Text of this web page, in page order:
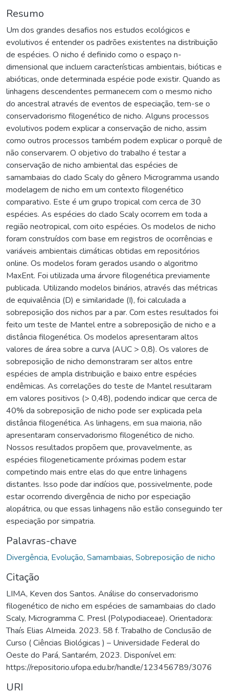
Resumo
Um dos grandes desafios nos estudos ecológicos e
evolutivos é entender os padrões existentes na distribuição
de espécies. O nicho é definido como o espaço n-
dimensional que incluem características ambientais, bióticas e
abióticas, onde determinada espécie pode existir. Quando as
linhagens descendentes permanecem com o mesmo nicho
do ancestral através de eventos de especiação, tem-se o
conservadorismo filogenético de nicho. Alguns processos
evolutivos podem explicar a conservação de nicho, assim
como outros processos também podem explicar o porquê de
não conservarem. O objetivo do trabalho é testar a
conservação de nicho ambiental das espécies de
samambaias do clado Scaly do gênero Microgramma usando
modelagem de nicho em um contexto filogenético
comparativo. Este é um grupo tropical com cerca de 30
espécies. As espécies do clado Scaly ocorrem em toda a
região neotropical, com oito espécies. Os modelos de nicho
foram construídos com base em registros de ocorrências e
variáveis ambientais climáticas obtidas em repositórios
online. Os modelos foram gerados usando o algoritmo
MaxEnt. Foi utilizada uma árvore filogenética previamente
publicada. Utilizando modelos binários, através das métricas
de equivalência (D) e similaridade (I), foi calculada a
sobreposição dos nichos par a par. Com estes resultados foi
feito um teste de Mantel entre a sobreposição de nicho e a
distância filogenética. Os modelos apresentaram altos
valores de área sobre a curva (AUC > 0,8). Os valores de
sobreposição de nicho demonstraram ser altos entre
espécies de ampla distribuição e baixo entre espécies
endêmicas. As correlações do teste de Mantel resultaram
em valores positivos (> 0,48), podendo indicar que cerca de
40% da sobreposição de nicho pode ser explicada pela
distância filogenética. As linhagens, em sua maioria, não
apresentaram conservadorismo filogenético de nicho.
Nossos resultados propõem que, provavelmente, as
espécies filogeneticamente próximas podem estar
competindo mais entre elas do que entre linhagens
distantes. Isso pode dar indícios que, possivelmente, pode
estar ocorrendo divergência de nicho por especiação
alopátrica, ou que essas linhagens não estão conseguindo ter
especiação por simpatria.
Palavras-chave
Divergência, Evolução, Samambaias, Sobreposição de nicho
Citação
LIMA, Keven dos Santos. Análise do conservadorismo
filogenético de nicho em espécies de samambaias do clado
Scaly, Microgramma C. Presl (Polypodiaceae). Orientadora:
Thaís Elias Almeida. 2023. 58 f. Trabalho de Conclusão de
Curso ( Ciências Biológicas ) – Universidade Federal do
Oeste do Pará, Santarém, 2023. Disponível em:
https://repositorio.ufopa.edu.br/handle/123456789/3076
URI